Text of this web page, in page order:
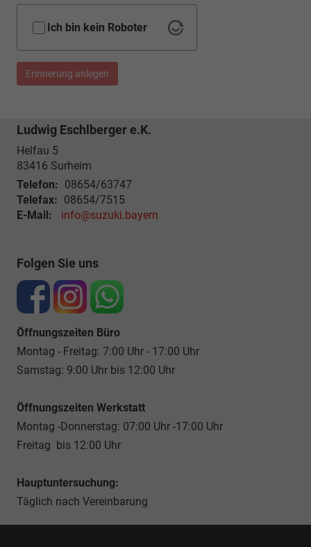
Ich bin kein Roboter
Erinnerung anlegen
Ludwig Eschlberger e.K.
Helfau 5
83416 Surheim
Telefon: 08654/63747
Telefax: 08654/7515
E-Mail:
info@suzuki.bayern
Folgen Sie uns
Öffnungszeiten Büro
Montag - Freitag: 7:00 Uhr - 17:00 Uhr
Samstag: 9:00 Uhr bis 12:00 Uhr
Öffnungszeiten Werkstatt
Montag -Donnerstag: 07:00 Uhr -17:00 Uhr
Freitag bis 12:00 Uhr
Hauptuntersuchung:
Täglich nach Vereinbarung